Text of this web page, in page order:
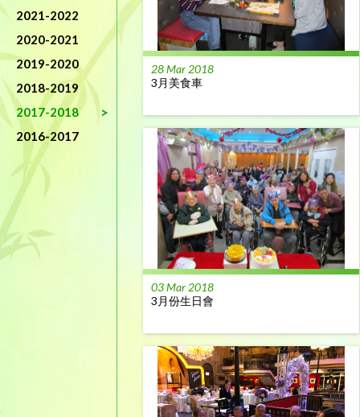
2021-2022
2020-2021
2019-2020
2018-2019
2017-2018
2016-2017
28 Mar 2018
3月美食車
03 Mar 2018
3月份生日會